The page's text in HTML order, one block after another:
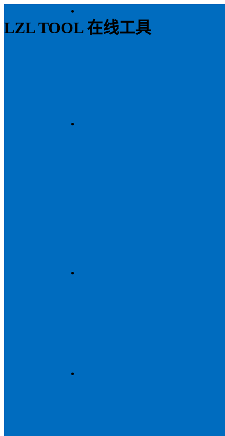
LZL TOOL 在线工具